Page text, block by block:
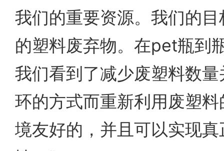
我们的重要资源。我们的
的塑料废弃物。在pet瓶到
我们看到了减少废塑料数
环的方式而重新利用废塑
境友好的，并且可以实现